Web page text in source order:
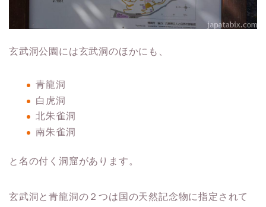
玄武洞公園には玄武洞のほかにも、
青龍洞
白虎洞
北朱雀洞
南朱雀洞
と名の付く洞窟があります。
玄武洞と青龍洞の２つは国の天然記念物に指定されて